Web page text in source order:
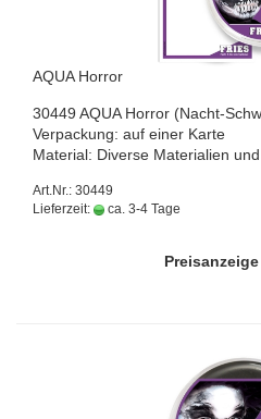
AQUA Hor­ror
30449 AQUA Hor­ror (Nacht-​
Ver­pa­ckung: auf einer Karte
Ma­te­ri­al: Di­ver­se Ma­te­ria­li­en
Art.Nr.: 30449
Lieferzeit:
ca. 3-4 Tage